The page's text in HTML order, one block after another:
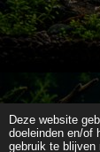
Deze website
doeleinden en/of
gebruik te